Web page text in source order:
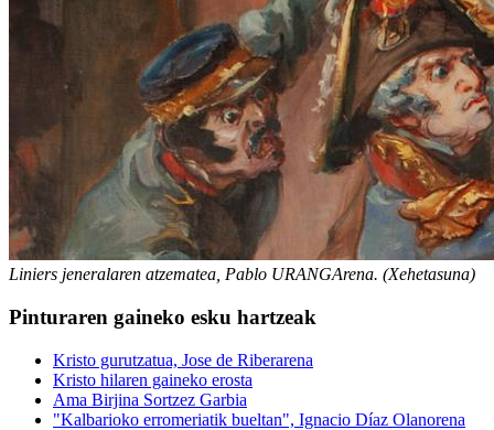
Liniers jeneralaren atzematea, Pablo URANGArena. (Xehetasuna)
Pinturaren gaineko esku hartzeak
Kristo gurutzatua, Jose de Riberarena
Kristo hilaren gaineko erosta
Ama Birjina Sortzez Garbia
"Kalbarioko erromeriatik bueltan", Ignacio Díaz Olanorena